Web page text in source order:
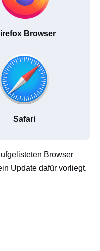
Browser
Safari
Browser
Update dafür vorliegt.